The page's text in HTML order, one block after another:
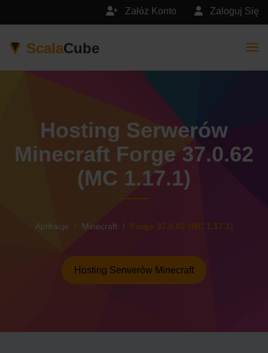
Zaloguj Się
Załóż Konto
ScalaCube
Hosting Serwerów
Minecraft Forge 37.0.62
(MC 1.17.1)
Aplikacje Minecraft Forge 37.0.62 (MC 1.17.1)
Hosting Serwerów Minecraft